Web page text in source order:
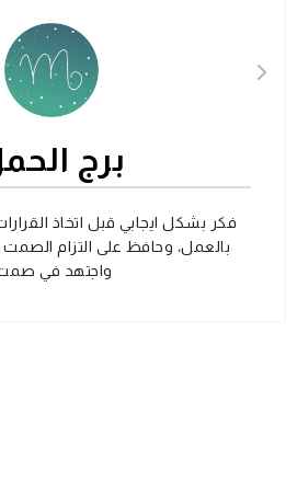
برج
فكر بشكل ايجابي قبل اتخاذ
بالعمل، وحافظ على التزام الصمت
واجتهد في